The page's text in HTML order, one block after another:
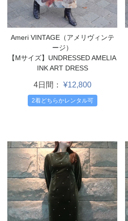
Ameri VINTAGE（アメリヴィンテ
ージ）
【Mサイズ】UNDRESSED AMELIA
INK ART DRESS
4日間： ¥12,800
2着どちらかレンタル可